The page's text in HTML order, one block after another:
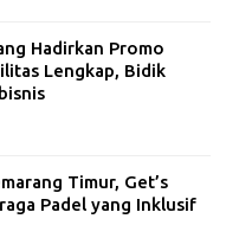
Hadirkan Promo
Lengkap, Bidik
Timur, Get’s
Padel yang Inklusif